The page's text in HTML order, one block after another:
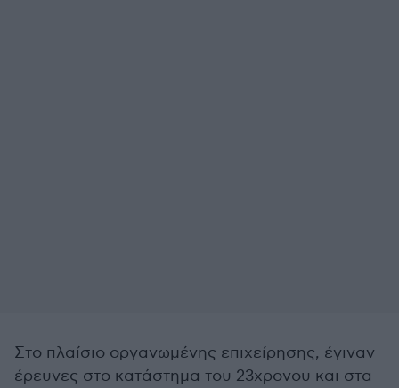
Στο πλαίσιο οργανωμένης επιχείρησης, έγιναν
έρευνες στο κατάστημα του 23χρονου και στα